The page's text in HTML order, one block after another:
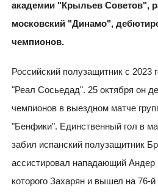
академии "Крыльев Советов",
московский "Динамо",
чемпионов.
Российский полузащитник с 2023
"Реал Сосьедад". 25 октября он
чемпионов в выездном матче
"Бенфики". Единственный гол в
забил испанский полузащитник
ассистировал нападающий Андер
которого Захарян и вышел на 76-й